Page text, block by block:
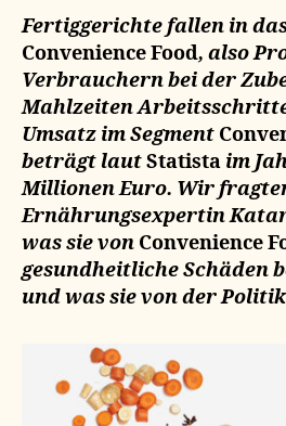
Fertiggerichte fallen in
Convenience Food, also
Verbrauchern bei der
Mahlzeiten
Umsatz im Segment
beträgt lautStatista im
Millionen Euro. Wir
Ernährungsexpertin
was sie von Convenience
gesundheitliche Schäden
und was sie von der